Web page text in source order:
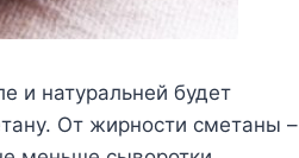
и натуральней будет
От жирности сметаны –